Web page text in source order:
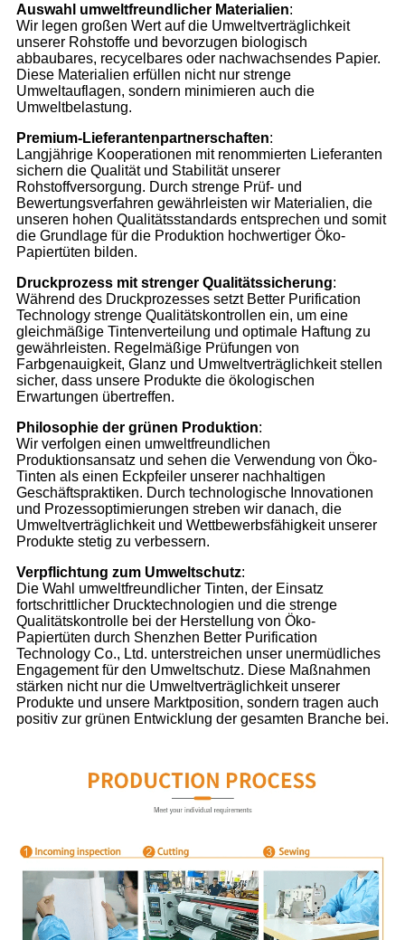
Auswahl umweltfreundlicher Materialien:
Wir legen großen Wert auf die Umweltverträglichkeit
unserer Rohstoffe und bevorzugen biologisch
abbaubares, recycelbares oder nachwachsendes Papier.
Diese Materialien erfüllen nicht nur strenge
Umweltauflagen, sondern minimieren auch die
Umweltbelastung.
Premium-Lieferantenpartnerschaften:
Langjährige Kooperationen mit renommierten Lieferanten
sichern die Qualität und Stabilität unserer
Rohstoffversorgung. Durch strenge Prüf- und
Bewertungsverfahren gewährleisten wir Materialien, die
unseren hohen Qualitätsstandards entsprechen und somit
die Grundlage für die Produktion hochwertiger Öko-
Papiertüten bilden.
Druckprozess mit strenger Qualitätssicherung:
Während des Druckprozesses setzt Better Purification
Technology strenge Qualitätskontrollen ein, um eine
gleichmäßige Tintenverteilung und optimale Haftung zu
gewährleisten. Regelmäßige Prüfungen von
Farbgenauigkeit, Glanz und Umweltverträglichkeit stellen
sicher, dass unsere Produkte die ökologischen
Erwartungen übertreffen.
Philosophie der grünen Produktion:
Wir verfolgen einen umweltfreundlichen
Produktionsansatz und sehen die Verwendung von Öko-
Tinten als einen Eckpfeiler unserer nachhaltigen
Geschäftspraktiken. Durch technologische Innovationen
und Prozessoptimierungen streben wir danach, die
Umweltverträglichkeit und Wettbewerbsfähigkeit unserer
Produkte stetig zu verbessern.
Verpflichtung zum Umweltschutz:
Die Wahl umweltfreundlicher Tinten, der Einsatz
fortschrittlicher Drucktechnologien und die strenge
Qualitätskontrolle bei der Herstellung von Öko-
Papiertüten durch Shenzhen Better Purification
Technology Co., Ltd. unterstreichen unser unermüdliches
Engagement für den Umweltschutz. Diese Maßnahmen
stärken nicht nur die Umweltverträglichkeit unserer
Produkte und unsere Marktposition, sondern tragen auch
positiv zur grünen Entwicklung der gesamten Branche bei.